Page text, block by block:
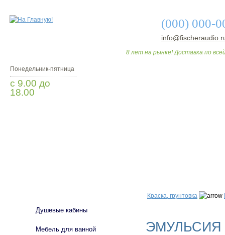
(000) 000-
8 лет на рынке! Доставка по
Понедельник-пятница
с 9.00 до
18.00
Краска, грунтовка
ЭМУЛЬСИЯ
Душевые кабины
Мебель для ванной